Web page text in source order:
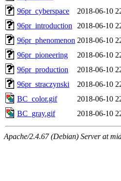
96pr_cyberspace
2018-06-10
96pr_introduction
2018-06-10
96pr_phenomenon 2018-06-10
96pr_pioneering
2018-06-10
96pr_production
2018-06-10
96pr_straczynski
2018-06-10
BC_color.gif
2018-06-10
BC_gray.gif
2018-06-10
Apache/2.4.67 (Debian) Server at